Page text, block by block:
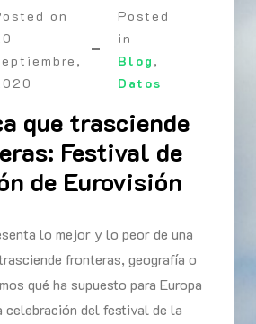
on
Posted
in
Blog ,
Datos
que trasciende
Festival de
de Eurovisión
lo mejor y lo peor de una
fronteras, geografía o
qué ha supuesto para Europa
celebración del festival de la